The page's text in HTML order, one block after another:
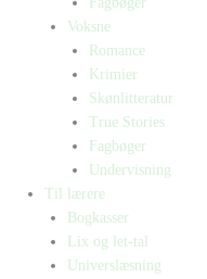
Voksne
Romance
Krimier
Skønlitteratur
True Stories
Fagbøger
Undervisning
Til lærere
Bogkasser
Lix og let-tal
Universlæsning